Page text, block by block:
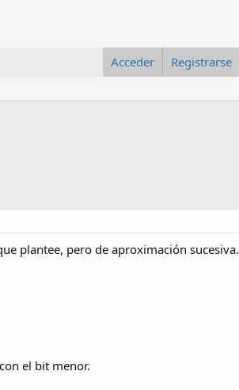
Acceder Registrarse
plantee, pero de aproximación sucesiva.
el bit menor.